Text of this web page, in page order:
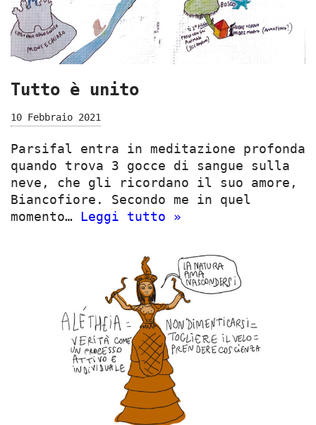
Tutto è unito
10 Febbraio 2021
Parsifal entra in meditazione profonda
quando trova 3 gocce di sangue sulla
neve, che gli ricordano il suo amore,
Biancofiore. Secondo me in quel
momento… Leggi tutto »